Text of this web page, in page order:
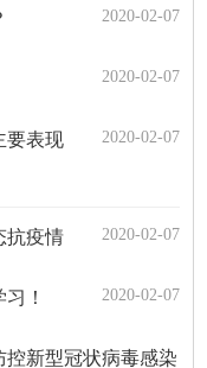
2020-02-07
2020-02-07
要表现 2020-02-07
抗疫情 2020-02-07
！ 2020-02-07
新型冠状病毒感染